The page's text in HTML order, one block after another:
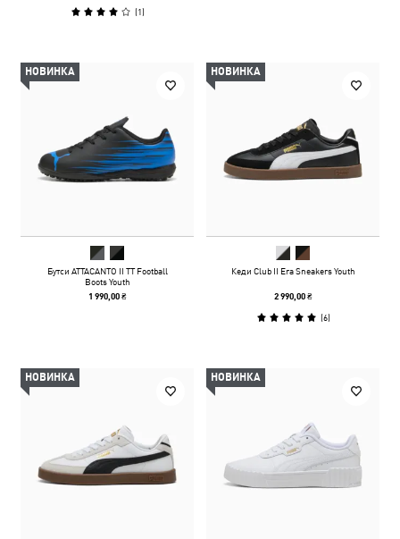
(1)
НОВИНКА
Бутси ATTACANTO II TT Football
Boots Youth
1 990,00 ₴
НОВИНКА
Кеди Club II Era Sneakers Youth
2 990,00 ₴
(6)
НОВИНКА НОВИНКА